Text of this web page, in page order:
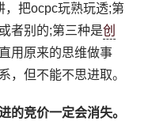
，把ocpc玩熟玩透;第
者别的;第三种是创
用原来的思维做事
，但不能不思进取。
的竞价一定会消失。